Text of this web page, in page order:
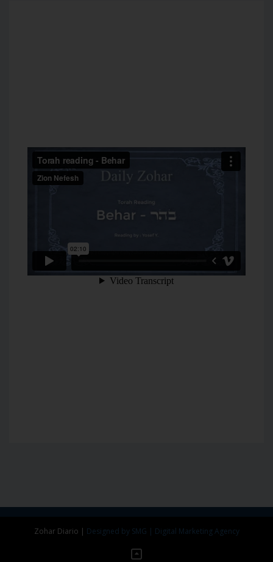
Zohar Diario | Designed by SMG | Digital Marketing Agency